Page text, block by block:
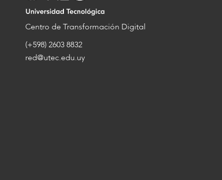
Centro de Transformación Digital
(+598) 2603 8832
red@utec.edu.uy